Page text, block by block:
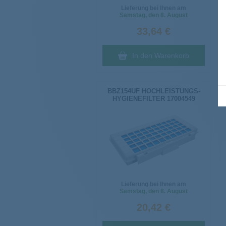
Samstag, den 8. August
33,64 €
In den Warenkorb
BBZ154UF HOCHLEISTUNGS-
HYGIENEFILTER 17004549
Samstag, den 8. August
20,42 €